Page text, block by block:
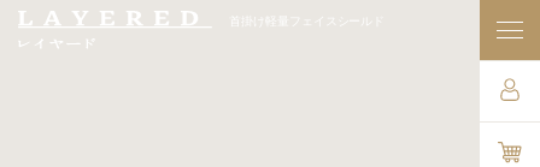
首掛け軽量フェイスシールド